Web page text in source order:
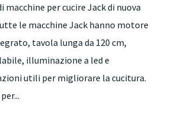
macchine per cucire Jack di nuova
le macchine Jack hanno motore
tavola lunga da 120 cm,
illuminazione a led e
utili per migliorare la cucitura.